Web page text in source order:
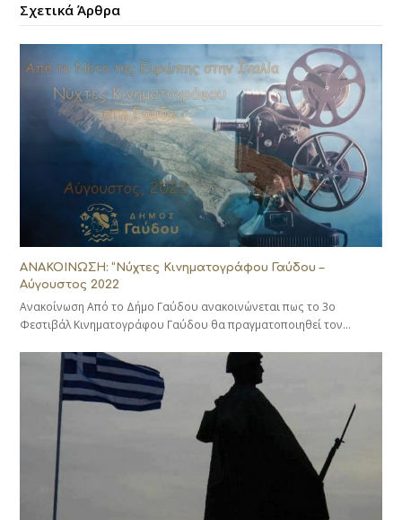
Σχετικά Άρθρα
ΑΝΑΚΟΙΝΩΣΗ: “Νύχτες Κινηματογράφου Γαύδου –
Αύγουστος 2022
Ανακοίνωση Από το Δήμο Γαύδου ανακοινώνεται πως το 3ο
Φεστιβάλ Κινηματογράφου Γαύδου θα πραγματοποιηθεί τον…